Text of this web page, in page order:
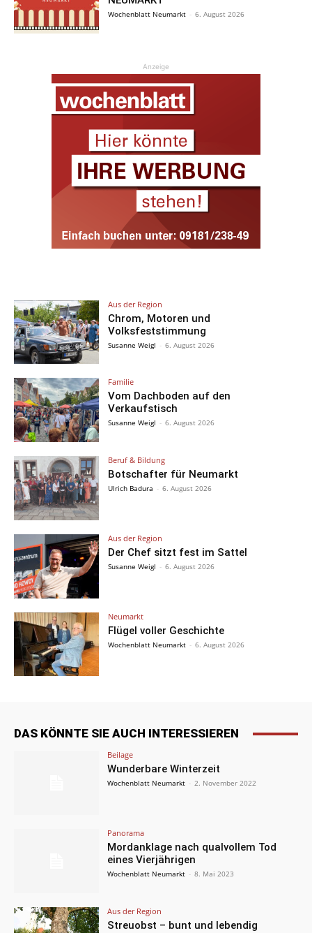
Wochenblatt Neumarkt - 6. August 2026
Anzeige
Aus der Region
Chrom, Motoren und
Volksfeststimmung
Susanne Weigl - 6. August 2026
Familie
Vom Dachboden auf den
Verkaufstisch
Susanne Weigl - 6. August 2026
Beruf & Bildung
Botschafter für Neumarkt
Ulrich Badura - 6. August 2026
Aus der Region
Der Chef sitzt fest im Sattel
Susanne Weigl - 6. August 2026
Neumarkt
Flügel voller Geschichte
Wochenblatt Neumarkt - 6. August 2026
DAS KÖNNTE SIE AUCH INTERESSIEREN
Beilage
Wunderbare Winterzeit
Wochenblatt Neumarkt - 2. November 2022
Panorama
Mordanklage nach qualvollem Tod
eines Vierjährigen
Wochenblatt Neumarkt - 8. Mai 2023
Aus der Region
Streuobst – bunt und lebendig